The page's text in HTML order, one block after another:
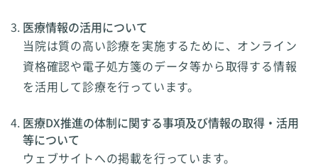
医療情報の活用について
当院は質の高い診療を実施するために、オンライン
資格確認や電子処方箋のデータ等から取得する情報
を活用して診療を行っています。
医療DX推進の体制に関する事項及び情報の取得・活用
等について
ウェブサイトへの掲載を行っています。